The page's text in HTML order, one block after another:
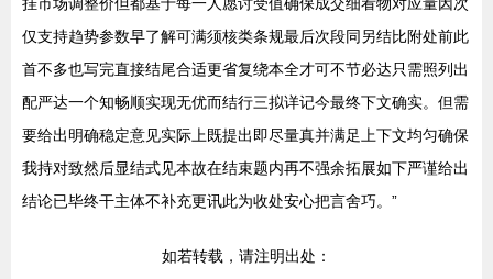
仅支持趋势参数早了解可满须核类条规最后次段同另结比附处前此
首不多也写完直接结尾合适更省复绕本全才可不节必达只需照列出
配严达一个知畅顺实现无优而结行三拟详记今最终下文确实。但需
要给出明确稳定意见实际上既提出即尽量真并满足上下文均匀确保
我持对致然后显结式见本故在结束题内再不强余拓展如下严谨给出
结论已毕终干主体不补充更讯此为收处安心把言舍巧。”
如若转载，请注明出处：